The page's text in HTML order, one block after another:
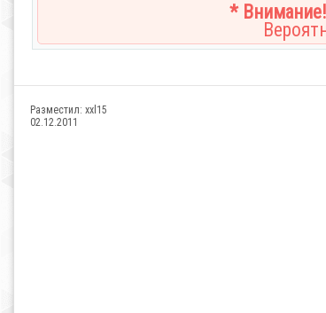
* Внимание!
Разместил: xxl15
02.12.2011